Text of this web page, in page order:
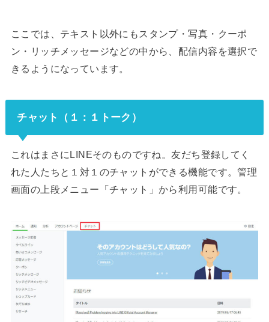
ここでは、テキスト以外にもスタンプ・写真・クーポ
ン・リッチメッセージなどの中から、配信内容を選択で
きるようになっています。
チャット（１：１トーク）
これはまさにLINEそのものですね。友だち登録してく
れた人たちと１対１のチャットができる機能です。管理
画面の上段メニュー「チャット」から利用可能です。